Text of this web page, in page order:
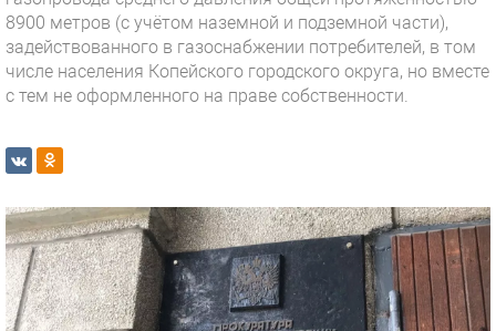
8900 метров (с учётом наземной и подземной части),
задействованного в газоснабжении потребителей, в том
числе населения Копейского городского округа, но вместе
с тем не оформленного на праве собственности.